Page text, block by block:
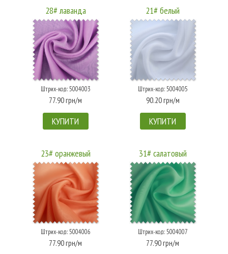
28# лаванда
Штрих-код: 5004003
77.90 грн/м
КУПИТИ
21# белый
Штрих-код: 5004005
90.20 грн/м
КУПИТИ
23# оранжевый
Штрих-код: 5004006
77.90 грн/м
31# салатовый
Штрих-код: 5004007
77.90 грн/м